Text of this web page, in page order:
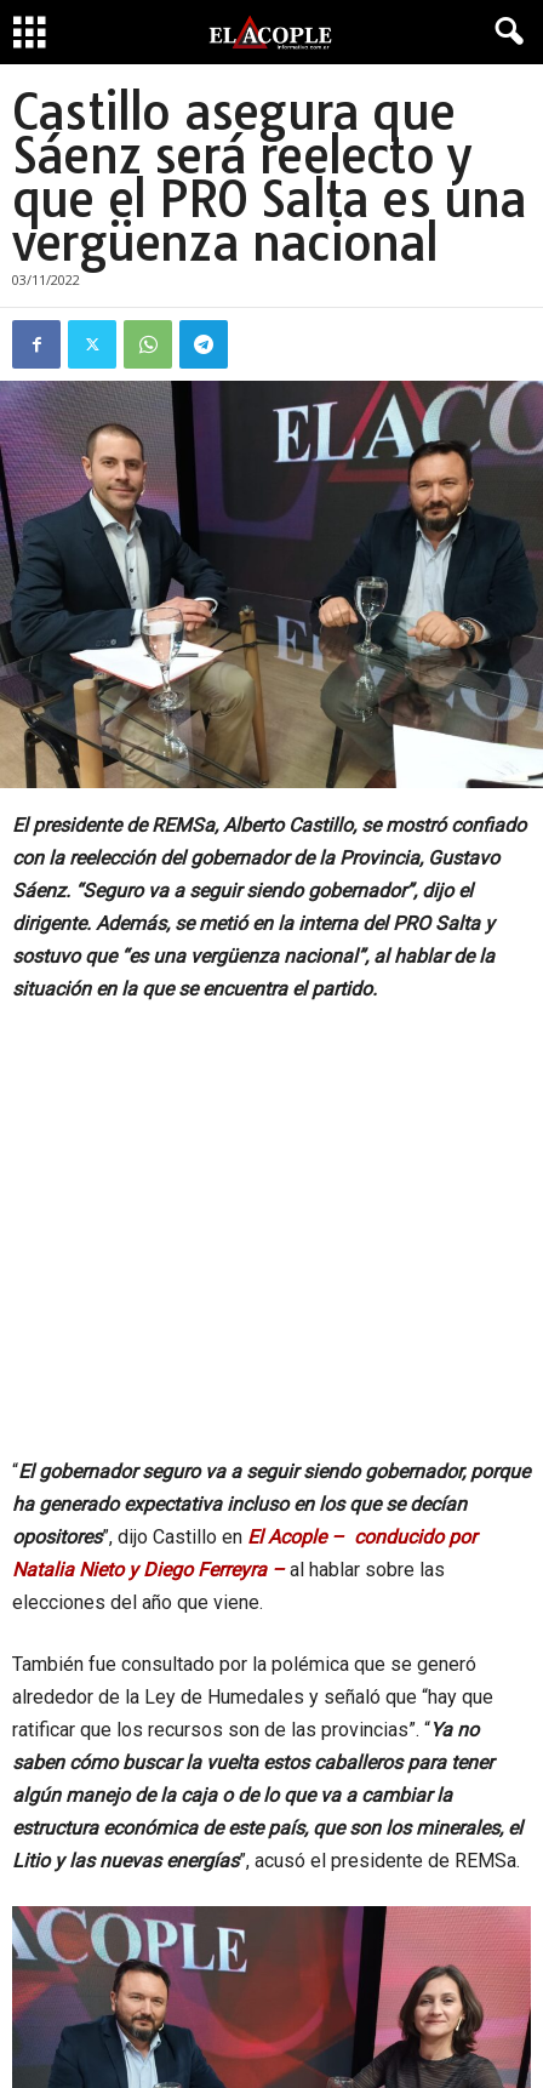
Castillo asegura que
Sáenz será reelecto y
que el PRO Salta es una
vergüenza nacional
03/11/2022
El presidente de REMSa, Alberto Castillo, se mostró confiado
con la reelección del gobernador de la Provincia, Gustavo
Sáenz. “Seguro va a seguir siendo gobernador”, dijo el
dirigente. Además, se metió en la interna del PRO Salta y
sostuvo que “es una vergüenza nacional”, al hablar de la
situación en la que se encuentra el partido.
“El gobernador seguro va a seguir siendo gobernador, porque
ha generado expectativa incluso en los que se decían
opositores”, dijo Castillo en El Acople – conducido por
Natalia Nieto y Diego Ferreyra –al hablar sobre las
elecciones del año que viene.
También fue consultado por la polémica que se generó
alrededor de la Ley de Humedales y señaló que “hay que
ratificar que los recursos son de las provincias”. “Ya no
saben cómo buscar la vuelta estos caballeros para tener
algún manejo de la caja o de lo que va a cambiar la
estructura económica de este país, que son los minerales, el
Litio y las nuevas energías”, acusó el presidente de REMSa.